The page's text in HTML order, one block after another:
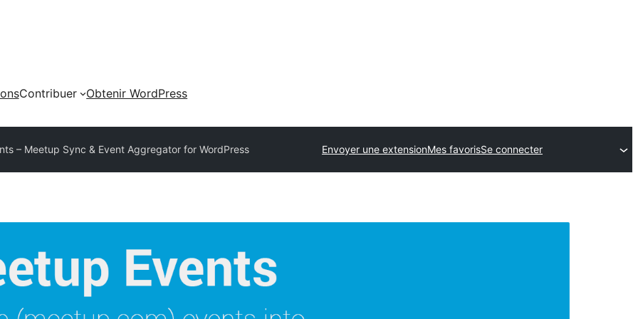
Contribuer
Obtenir WordPress
– Meetup Sync & Event Aggregator for WordPress Envoyer une extensionMes favorisSe connecter